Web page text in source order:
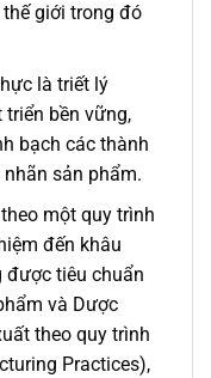
giới trong đó
là triết lý
bền vững,
bạch các thành
sản phẩm.
một quy trình
đến khâu
được tiêu chuẩn
và Dược
theo quy trình
Practices),